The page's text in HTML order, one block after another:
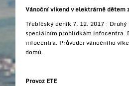
Vánoční víkend v elektrárně
Třebíčský deník 7. 12. 2017 :
speciálním prohlídkám infocentra.
infocentra. Průvodci vánočního
domů.
Provoz ETE